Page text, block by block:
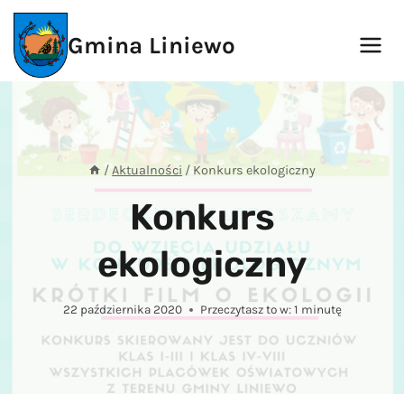
Przejdź
treści
Gmina Liniewo
/Aktualności /Konkurs ekologiczny
Konkurs
ekologiczny
22 października 2020 Przeczytasz to w:1 minutę